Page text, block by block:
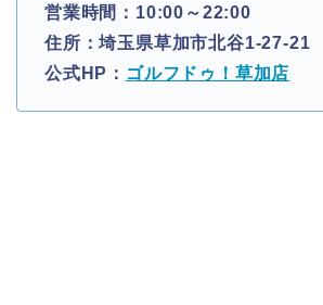
営業時間：10:00～22:00
住所：埼玉県草加市北谷1-27-21
公式HP： ゴルフドゥ！草加店